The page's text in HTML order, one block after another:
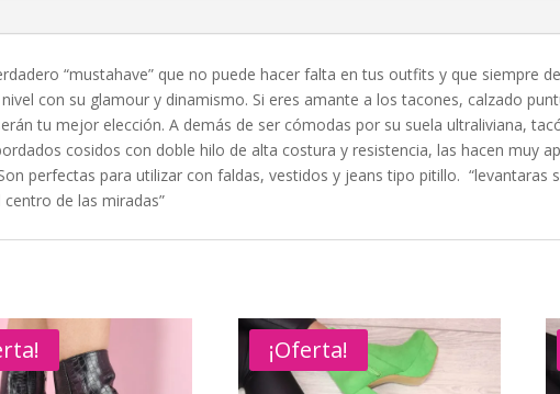
“mustahave” que no puede hacer falta en tus outfits y que siempre
con su glamour y dinamismo. Si eres amante a los tacones, calzado
tu mejor elección. A demás de ser cómodas por su suela ultraliviana,
cosidos con doble hilo de alta costura y resistencia, las hacen muy
perfectas para utilizar con faldas, vestidos y jeans tipo pitillo. “levantaras
de las miradas”
¡Oferta!